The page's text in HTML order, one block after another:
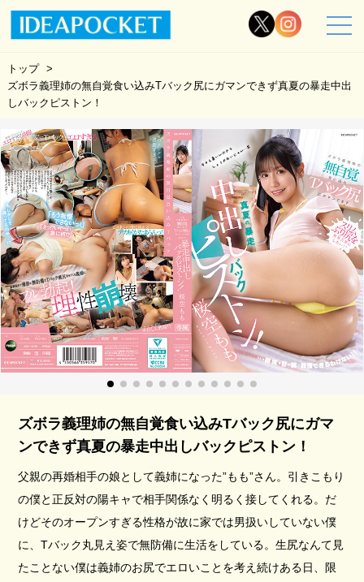
トップ
ズボラ義理姉の無自覚食い込みTバック尻にガマンできず真夏の暴走中出
しバックピストン！
ズボラ義理姉の無自覚食い込みTバック尻にガマ
ンできず真夏の暴走中出しバックピストン！
父親の再婚相手の娘として義姉になった”もも”さん。引きこもり
の僕と正反対の陽キャで相手関係なく明るく接してくれる。だ
けどそのオープンすぎる性格が故に家では男扱いしていない僕
に、Tバック丸見え姿で無防備に生活をしている。生尻なんて見
たことない僕は義姉のお尻でエロいことを考え続けある日、限